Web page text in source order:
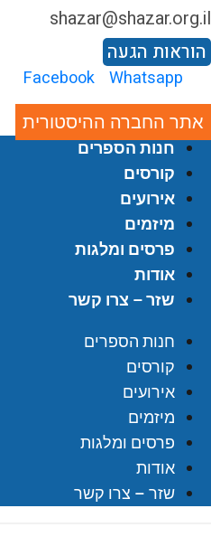
הגעה
Facebook Whatsapp
אתר החברה ההיסטורית
חנות הספרים
קורסים
אירועים
מיזמים
פרסים ומלגות
אודות
שזר – צרו קשר
חנות הספרים
קורסים
אירועים
מיזמים
פרסים ומלגות
אודות
שזר – צרו קשר